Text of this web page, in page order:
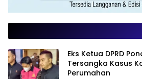
Eks Ketua DPRD
Tersangka Kasus
Perumahan